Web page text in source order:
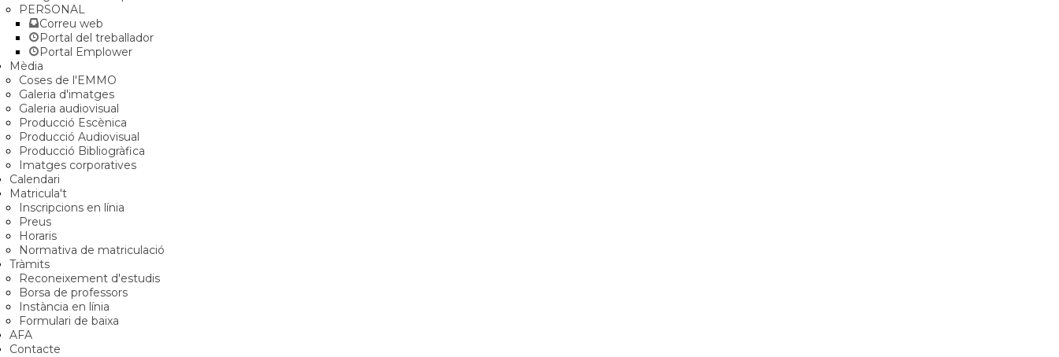
PERSONAL
Correu web
Portal del treballador
Portal Emplower
Mèdia
Coses de l'EMMO
Galeria d'imatges
Galeria audiovisual
Producció Escènica
Producció Audiovisual
Producció Bibliogràfica
Imatges corporatives
Calendari
Matricula't
Inscripcions en línia
Preus
Horaris
Normativa de matriculació
Tràmits
Reconeixement d'estudis
Borsa de professors
Instància en línia
Formulari de baixa
AFA
Contacte